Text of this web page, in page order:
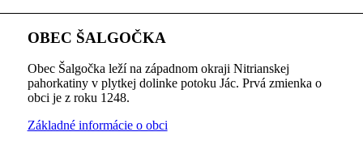
OBEC ŠALGOČKA
Obec Šalgočka leží na západnom okraji Nitrianskej
pahorkatiny v plytkej dolinke potoku Jác. Prvá zmienka o
obci je z roku 1248.
Základné informácie o obci